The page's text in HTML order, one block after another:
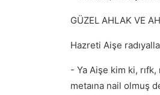
GÜZEL AHLAK VE
Hazreti Aişe
- Ya Aişe kim ki,
metaına nail olmuş